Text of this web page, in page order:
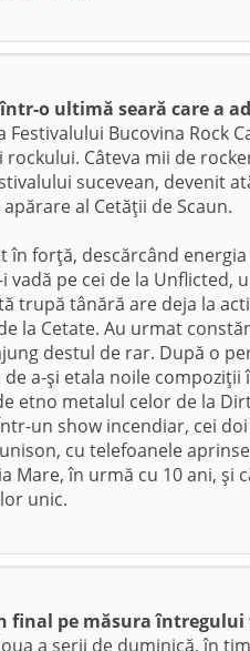
o ultimă seară care a
Bucovina Rock
Câteva mii de
sucevean, devenit
al Cetăţii de Scaun.
în forţă, descărcând
pe cei de la Unflicted,
trupă tânără are deja la
la Cetate. Au urmat
destul de rar. După o
a-şi etala noile
etno metalul celor de la
un show incendiar, cei
cu telefoanele
Mare, în urmă cu 10 ani,
unic.
final pe măsura
a serii de duminică, în